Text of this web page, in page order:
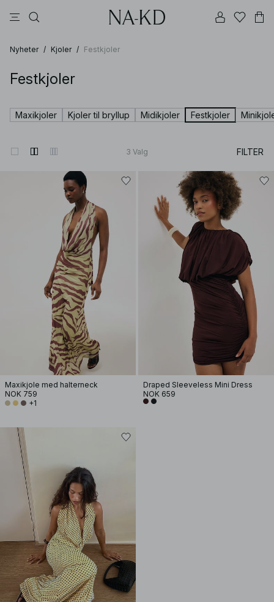
Nyheter / Kjoler / Festkjoler
Festkjoler
Maxikjoler Kjoler til bryllup Midikjoler Festkjoler
3 Valg FILTER
Maxikjole med halterneck
NOK 759
+1
Draped Sleeveless Mini Dress
NOK 659